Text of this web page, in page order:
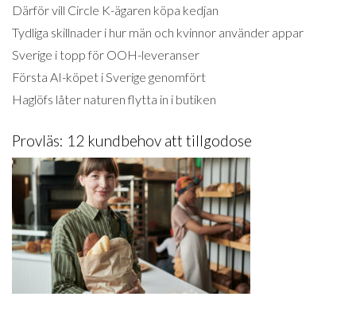
Därför vill Circle K-ägaren köpa kedjan
Tydliga skillnader i hur män och kvinnor använder appar
Sverige i topp för OOH-leveranser
Första AI-köpet i Sverige genomfört
Haglöfs låter naturen flytta in i butiken
Provläs: 12 kundbehov att tillgodose